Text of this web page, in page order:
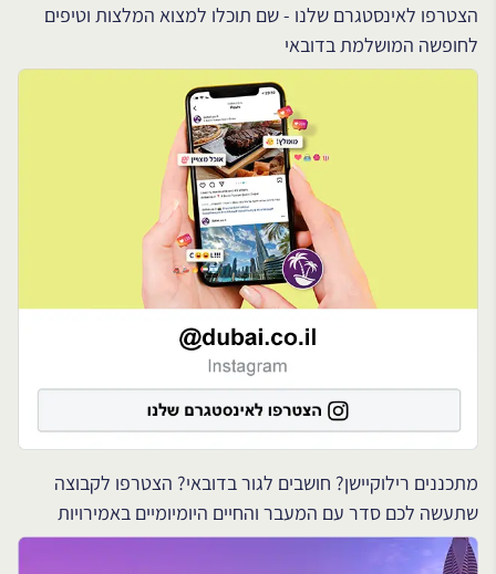
הצטרפו לאינסטגרם שלנו - שם תוכלו למצוא המלצות וטיפים
לחופשה המושלמת בדובאי
מתכננים רילוקיישן? חושבים לגור בדובאי? הצטרפו לקבוצה
שתעשה לכם סדר עם המעבר והחיים היומיומיים באמירויות